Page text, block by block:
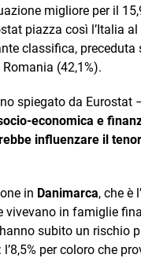
migliore per il
piazza così l’Italia
classifica, preceduta
(42,1%).
spiegato da Eurostat
economica e
influenzare il
in Danimarca, che è
vivevano in famiglie
subito un rischio
per coloro che